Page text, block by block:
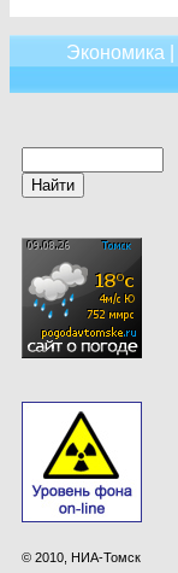
Экономика
© 2010, НИА-Томск